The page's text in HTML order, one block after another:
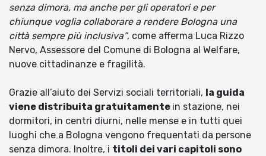
senza dimora, ma anche per gli operatori e per
chiunque voglia collaborare a rendere Bologna una
città sempre più inclusiva”, come afferma Luca Rizzo
Nervo, Assessore del Comune di Bologna al Welfare,
nuove cittadinanze e fragilità.
Grazie all’aiuto dei Servizi sociali territoriali, la guida
viene distribuita gratuitamente in stazione, nei
dormitori, in centri diurni, nelle mense e in tutti quei
luoghi che a Bologna vengono frequentati da persone
senza dimora. Inoltre, i titoli dei vari capitoli sono